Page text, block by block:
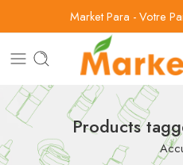
Market Para - Votre
Products